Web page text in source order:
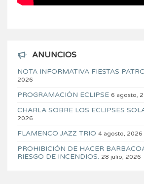
ANUNCIOS
NOTA INFORMATIVA FIESTAS
2026
PROGRAMACIÓN ECLIPSE 6 agosto,
CHARLA SOBRE LOS ECLIPSES
2026
FLAMENCO JAZZ TRIO 4 agosto, 2026
PROHIBICIÓN DE HACER
RIESGO DE INCENDIOS. 28 julio, 2026